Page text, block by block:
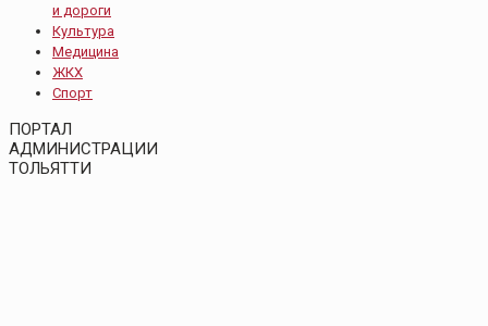
и дороги
Культура
Медицина
ЖКХ
Спорт
ПОРТАЛ
АДМИНИСТРАЦИИ
ТОЛЬЯТТИ